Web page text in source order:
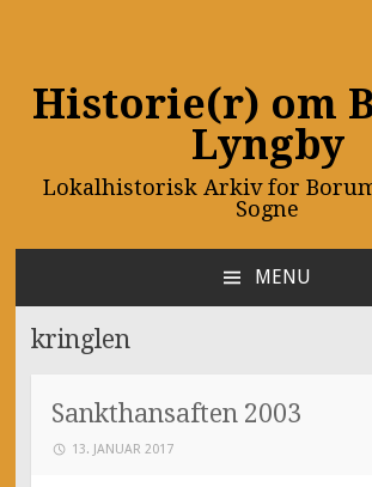
Historie(r) om
Lyngby
Lokalhistorisk Arkiv for
Sogne
MENU
CONTENT
kringlen
Sankthansaften 2003
13. JANUAR 2017